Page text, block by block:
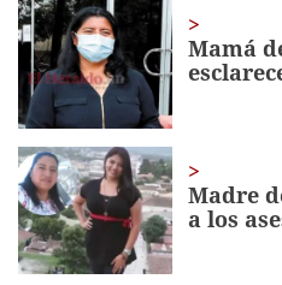
2
minutes,
5
secondsVolume
0%
Mamá
Madre
a los